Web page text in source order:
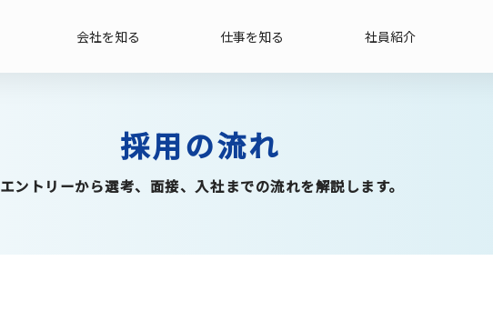
会社を知る 仕事を知る 社員紹介
採用の流れ
エントリーから選考、面接、入社までの流れを解説します。